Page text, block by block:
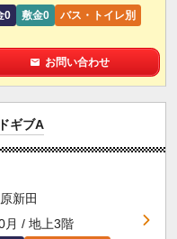
0 敷金0 バス・トイレ別
お問い合わせ
ギブA
新田
月 / 地上3階